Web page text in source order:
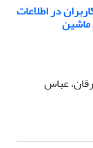
در اطلاعات
ماشین
عباس